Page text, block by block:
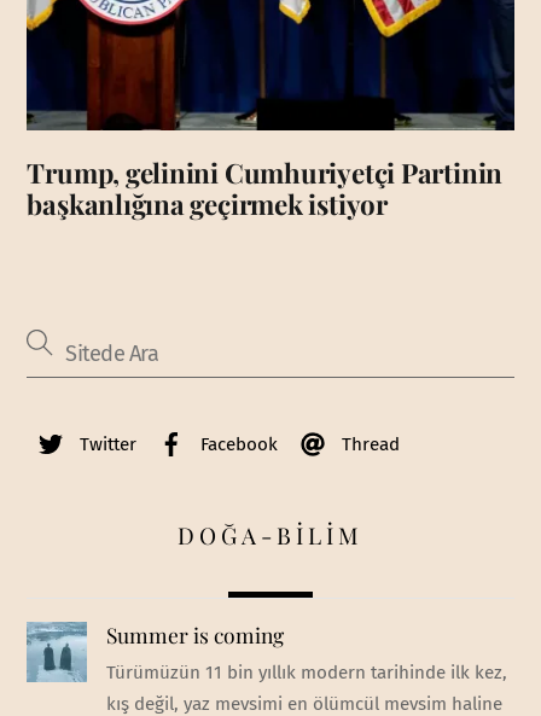
Trump, gelinini Cumhuriyetçi Partinin
başkanlığına geçirmek istiyor
Twitter Facebook Thread
DOĞA-BİLİM
Summer is coming
Türümüzün 11 bin yıllık modern tarihinde ilk kez,
kış değil, yaz mevsimi en ölümcül mevsim haline